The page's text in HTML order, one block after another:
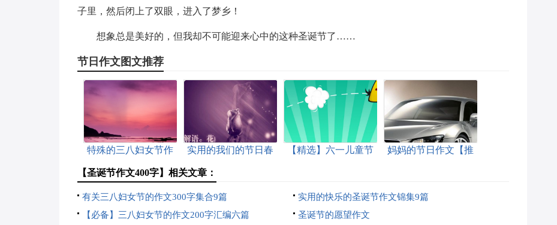
子里，然后闭上了双眼，进入了梦乡！
想象总是美好的，但我却不可能迎来心中的这种圣诞节了……
节日作文图文推荐
特殊的三八妇女节作
实用的我们的节日春
【精选】六一儿童节
妈妈的节日作文【推
【圣诞节作文400字】相关文章：
有关三八妇女节的作文300字集合9篇
实用的快乐的圣诞节作文锦集9篇
【必备】三八妇女节的作文200字汇编六篇
圣诞节的愿望作文